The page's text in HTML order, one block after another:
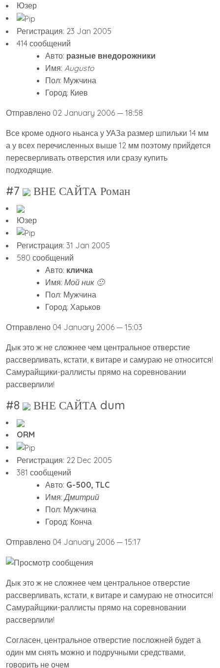
Юзер
Регистрация: 23 Jan 2005
414 сообщений
Авто: разные внедорожники
Имя: Augusto
Пол: Мужчина
Город: Киев
Отправлено 02 January 2006 — 18:58
Все кроме одного ньанса у УАЗа размер шпильки 14 мм
а у всех перечисленных выше 12 мм поэтому прийдется
пересверливать отверстия или сразу купить
подходящие.
#7 ВНЕ САЙТА Роман
Юзер
Регистрация: 31 Jan 2005
580 сообщений
Авто: кличка
Имя: Мой ник 🙂
Пол: Мужчина
Город: Харьков
Отправлено 04 January 2006 — 15:03
Дык это ж не сложнее чем центральное отверстие
рассверливать, кстати, к витаре и самураю не относится!
Самурайщики-раллисты прямо на соревновании
рассверлили!
#8 ВНЕ САЙТА dum
ORM
Регистрация: 22 Dec 2005
381 сообщений
Авто: G-500, TLC
Имя:Дмитрий
Пол: Мужчина
Город: Конча
Отправлено 04 January 2006 — 15:17
Дык это ж не сложнее чем центральное отверстие
рассверливать, кстати, к витаре и самураю не относится!
Самурайщики-раллисты прямо на соревновании
рассверлили!
Согласен, центральное отверстие посложней будет а
один мм снять можно и подручными средствами,
говорить не очем